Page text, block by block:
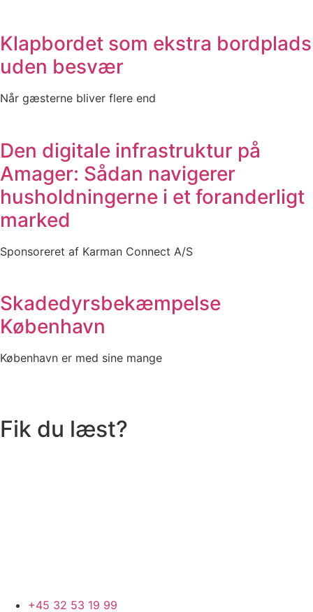
Klapbordet som ekstra bordplads
uden besvær
Når gæsterne bliver flere end
Den digitale infrastruktur på
Amager: Sådan navigerer
husholdningerne i et foranderligt
marked
Sponsoreret af Karman Connect A/S
Skadedyrsbekæmpelse
København
København er med sine mange
Fik du læst?
+45 32 53 19 99